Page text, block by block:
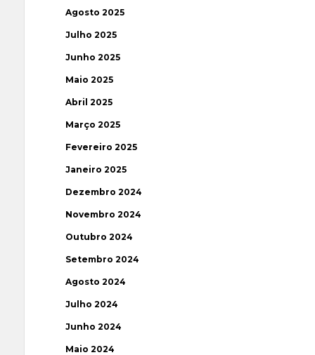
Agosto 2025
Julho 2025
Junho 2025
Maio 2025
Abril 2025
Março 2025
Fevereiro 2025
Janeiro 2025
Dezembro 2024
Novembro 2024
Outubro 2024
Setembro 2024
Agosto 2024
Julho 2024
Junho 2024
Maio 2024